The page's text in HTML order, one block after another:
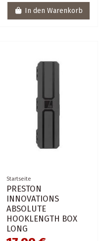
In den Warenkorb
Startseite
PRESTON
INNOVATIONS
ABSOLUTE
HOOKLENGTH BOX
LONG